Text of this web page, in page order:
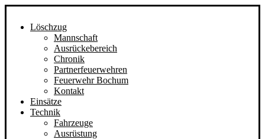
Löschzug
Mannschaft
Ausrückebereich
Chronik
Partnerfeuerwehren
Feuerwehr Bochum
Kontakt
Einsätze
Technik
Fahrzeuge
Ausrüstung